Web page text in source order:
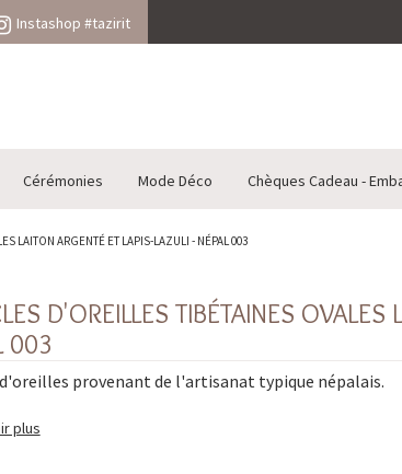
Instashop #tazirit
Cérémonies Mode Déco Chèques Cadeau -
LAITON ARGENTÉ ET LAPIS-LAZULI - NÉPAL 003
D'OREILLES TIBÉTAINES OVALES
003
provenant de l'artisanat typique népalais.
plus